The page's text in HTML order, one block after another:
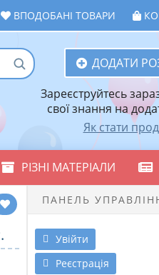
ВПОДОБАНІ ТОВАРИ
ДОДАТИ
Зареєструйтесь
свої знання на
Як стати
РІЗНІ МАТЕРІАЛИ
ПАНЕЛЬ
Увійти
Реєстрація